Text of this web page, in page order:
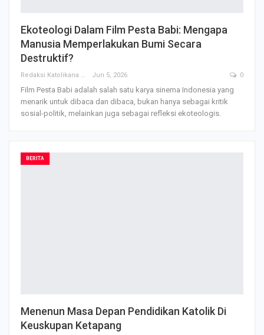
Ekoteologi Dalam Film Pesta Babi: Mengapa
Manusia Memperlakukan Bumi Secara
Destruktif?
Jun 5, 2026 0
Film Pesta Babi adalah salah satu karya sinema Indonesia yang
menarik untuk dibaca dan dibaca, bukan hanya sebagai kritik
sosial-politik, melainkan juga sebagai refleksi ekoteologis.
BERITA
Menenun Masa Depan Pendidikan Katolik Di
Keuskupan Ketapang